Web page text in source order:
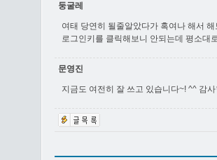
둥굴레
여태 당연히 될줄알았다가 혹여나 해서
로그인키를 클릭해보니 안되는데 평소대
문영진
지금도 여전히 잘 쓰고 있습니다~! ^^ 감